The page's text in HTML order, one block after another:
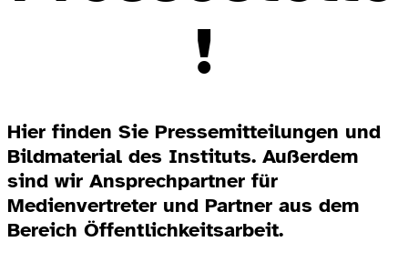
!
Hier finden Sie Pressemitteilungen und
Bildmaterial des Instituts. Außerdem
sind wir Ansprechpartner für
Medienvertreter und Partner aus dem
Bereich Öffentlichkeitsarbeit.